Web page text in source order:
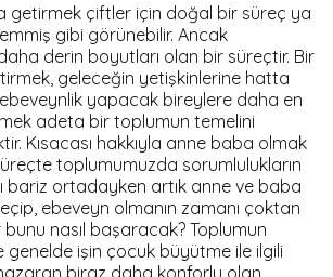
getirmek çiftler için doğal bir süreç ya
gibi görünebilir. Ancak
derin boyutları olan bir süreçtir. Bir
geleceğin yetişkinlerine hatta
yapacak bireylere daha en
adeta bir toplumun temelini
Kısacası hakkıyla anne baba olmak
toplumumuzda sorumlulukların
bariz ortadayken artık anne ve baba
ebeveyn olmanın zamanı çoktan
nasıl başaracak? Toplumun
genelde işin çocuk büyütme ile ilgili
biraz daha konforlu olan